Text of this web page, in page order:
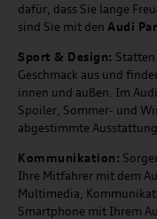
dafür, dass Sie lange
sind Sie mit den Audi
Sport & Design:
Geschmack aus und
innen und außen. Im
Spoiler, Sommer- und
abgestimmte
Kommunikation:
Ihre Mitfahrer mit dem
Multimedia,
Smartphone mit Ihrem